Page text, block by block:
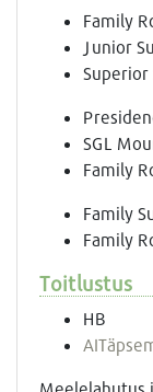
Family
Junior
Superior
SGL
Family
Family
Family
Toitlustus
HB
AI